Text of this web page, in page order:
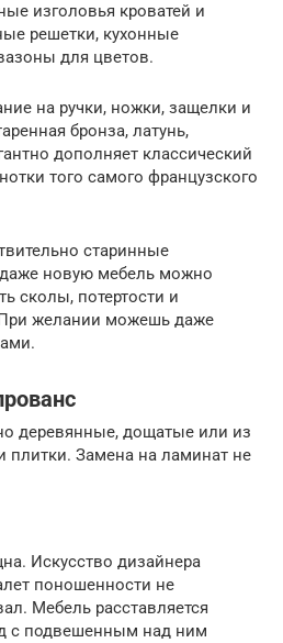
изголовья кроватей и
решетки, кухонные
для цветов.
на ручки, ножки, защелки и
бронза, латунь,
дополняет классический
того самого французского
старинные
новую мебель можно
сколы, потертости и
желании можешь даже
деревянные, дощатые или из
плитки. Замена на ламинат не
Искусство дизайнера
поношенности не
Мебель расставляется
с подвешенным над ним